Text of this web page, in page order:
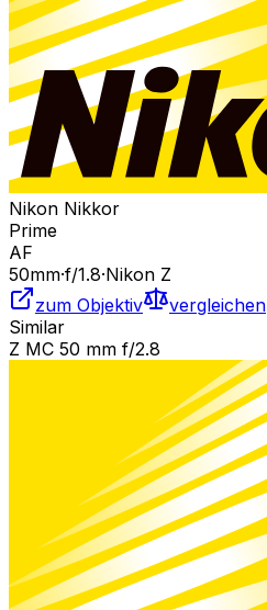
Nikon Nikkor
Prime
AF
50mm·f/1.8·Nikon Z
zum Objektiv
vergleichen
Similar
Z MC 50 mm f/2.8